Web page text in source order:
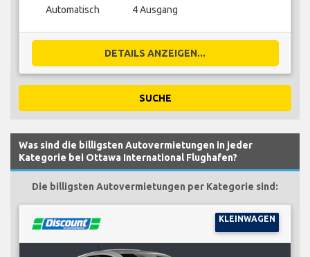
Automatisch 4 Ausgang
DETAILS ANZEIGEN...
SUCHE
Was sind die billigsten Autovermietungen in jeder
Kategorie bei Ottawa International Flughafen?
Die billigsten Autovermietungen per Kategorie sind:
KLEINWAGEN